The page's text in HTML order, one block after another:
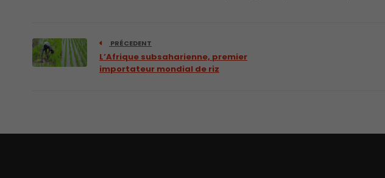
PRÉCEDENT
L’Afrique subsaharienne, premier
importateur mondial de riz